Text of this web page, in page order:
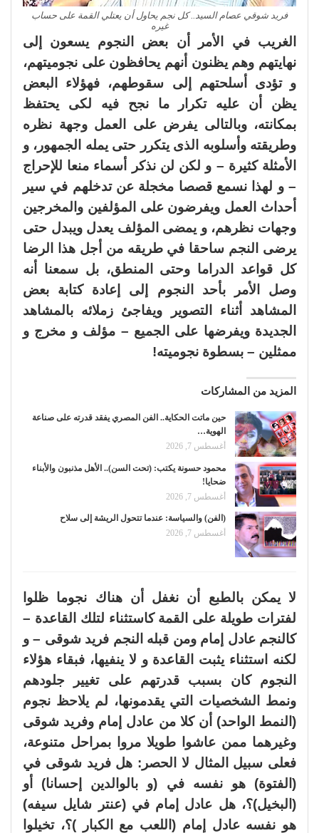
فريد شوقي عصام السيد.. كل نجم يحاول أن يعتلي القمة على حساب
غيره
الغريب في الأمر أن بعض النجوم يسعون إلى
نهايتهم وهم يظنون أنهم يحافظون على نجوميتهم،
و تؤدى أسلحتهم إلى سقوطهم، فهؤلاء البعض
يظن أن عليه تكرار ما نجح فيه لكى يحتفظ
بمكانته، وبالتالى يفرض على العمل وجهة نظره
وطريقته وأسلوبه الذى يتكرر حتى يمله الجمهور، و
الأمثلة كثيرة – و لكن لن نذكر أسماء منعا للإحراج
– و لهذا نسمع قصصا مخجلة عن تدخلهم في سير
أحداث العمل ويفرضون على المؤلفين والمخرجين
وجهات نظرهم، و يمضى المؤلف يعدل ويبدل حتى
يرضى النجم ساحقا في طريقه من أجل هذا الرضا
كل قواعد الدراما وحتى المنطق، بل سمعنا أنه
وصل الأمر بأحد النجوم إلى إعادة كتابة بعض
المشاهد أثناء التصوير ويفاجئ زملائه بالمشاهد
الجديدة ويفرضها على الجميع – مؤلف و مخرج و
ممثلين – بسطوة نجوميته!
المزيد من المشاركات
حين ماتت الحكاية.. الفن المصري يفقد قدرته على صناعة
الهوية…
أغسطس 7, 2026
محمود حسونة يكتب: (تحت السن).. الأهل مذنبون والأبناء
ضحايا!
أغسطس 7, 2026
(الفن) والسياسة: عندما تتحول الريشة إلى سلاح
أغسطس 7, 2026
لا يمكن بالطبع أن نغفل أن هناك نجوما ظلوا
لفترات طويلة على القمة كاستثناء لتلك القاعدة –
كالنجم عادل إمام ومن قبله النجم فريد شوقى – و
لكنه استثناء يثبت القاعدة و لا ينفيها، فبقاء هؤلاء
النجوم كان بسبب قدرتهم على تغيير جلودهم
ونمط الشخصيات التي يقدمونها، لم يلاحظ نجوم
(النمط الواحد) أن كلا من عادل إمام وفريد شوقى
وغيرهما ممن عاشوا طويلا مروا بمراحل متنوعة،
فعلى سبيل المثال لا الحصر: هل فريد شوقى في
(الفتوة) هو نفسه في (و بالوالدين إحسانا) أو
(البخيل)؟، هل عادل إمام في (عنتر شايل سيفه)
هو نفسه عادل إمام (اللعب مع الكبار )؟، تخيلوا